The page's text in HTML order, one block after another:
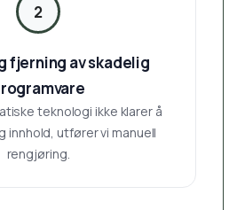
2
fjerning av skadelig
teknologi ikke klarer å
innhold, utfører vi manuell
rengjøring.